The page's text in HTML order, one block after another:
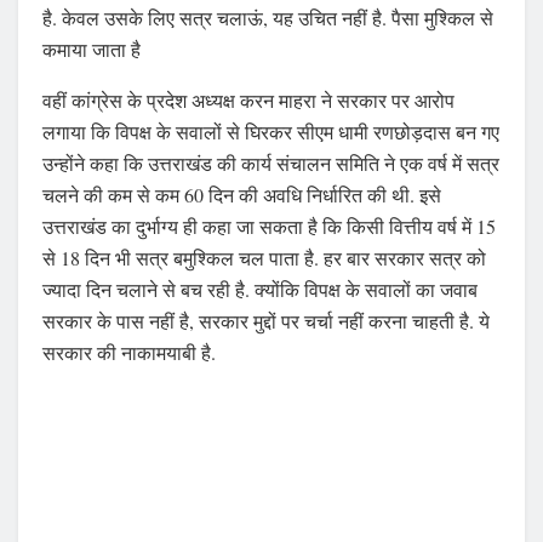
है. केवल उसके लिए सत्र चलाऊं, यह उचित नहीं है. पैसा मुश्किल से
कमाया जाता है
वहीं कांग्रेस के प्रदेश अध्यक्ष करन माहरा ने सरकार पर आरोप
लगाया कि विपक्ष के सवालों से घिरकर सीएम धामी रणछोड़दास बन गए
उन्होंने कहा कि उत्तराखंड की कार्य संचालन समिति ने एक वर्ष में सत्र
चलने की कम से कम 60 दिन की अवधि निर्धारित की थी. इसे
उत्तराखंड का दुर्भाग्य ही कहा जा सकता है कि किसी वित्तीय वर्ष में 15
से 18 दिन भी सत्र बमुश्किल चल पाता है. हर बार सरकार सत्र को
ज्यादा दिन चलाने से बच रही है. क्योंकि विपक्ष के सवालों का जवाब
सरकार के पास नहीं है, सरकार मुद्दों पर चर्चा नहीं करना चाहती है. ये
सरकार की नाकामयाबी है.